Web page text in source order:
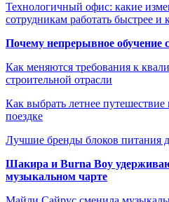
Технологичный офис: какие
сотрудникам работать быстрее и
Почему непрерывное обучение
Как меняются требования к
строительной отрасли
Как выбрать летнее
поездке
Лучшие бренды блоков питания
Шакира и Burna Boy
музыкальном чарте